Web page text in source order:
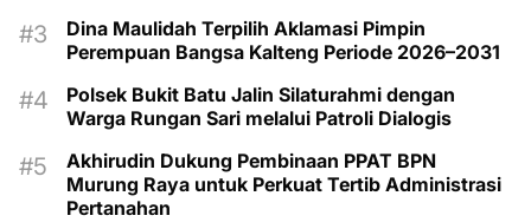
Dina Maulidah Terpilih Aklamasi Pimpin
Perempuan Bangsa Kalteng Periode 2026–2031
Polsek Bukit Batu Jalin Silaturahmi dengan
Warga Rungan Sari melalui Patroli Dialogis
Akhirudin Dukung Pembinaan PPAT BPN
Murung Raya untuk Perkuat Tertib Administrasi
Pertanahan